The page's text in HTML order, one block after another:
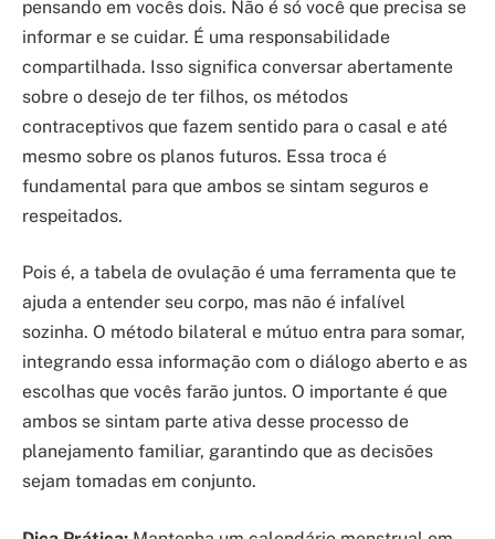
pensando em vocês dois. Não é só você que precisa se
informar e se cuidar. É uma responsabilidade
compartilhada. Isso significa conversar abertamente
sobre o desejo de ter filhos, os métodos
contraceptivos que fazem sentido para o casal e até
mesmo sobre os planos futuros. Essa troca é
fundamental para que ambos se sintam seguros e
respeitados.
Pois é, a tabela de ovulação é uma ferramenta que te
ajuda a entender seu corpo, mas não é infalível
sozinha. O método bilateral e mútuo entra para somar,
integrando essa informação com o diálogo aberto e as
escolhas que vocês farão juntos. O importante é que
ambos se sintam parte ativa desse processo de
planejamento familiar, garantindo que as decisões
sejam tomadas em conjunto.